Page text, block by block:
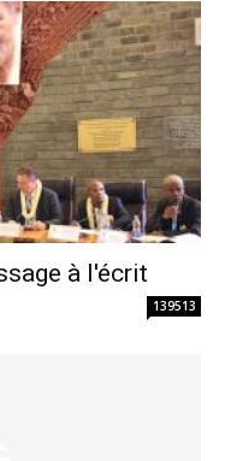
à l'écrit
139513